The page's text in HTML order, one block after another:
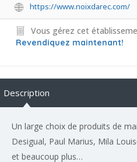
https://www.noixdarec.com/
Vous gérez cet
Revendiquez maintenant!
Description
Un large choix de produits de
Desigual, Paul Marius, Mila
et beaucoup plus…